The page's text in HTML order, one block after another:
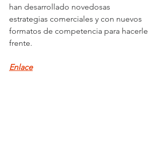
han desarrollado novedosas
estrategias comerciales y con nuevos
formatos de competencia para hacerle
frente.
Enlace